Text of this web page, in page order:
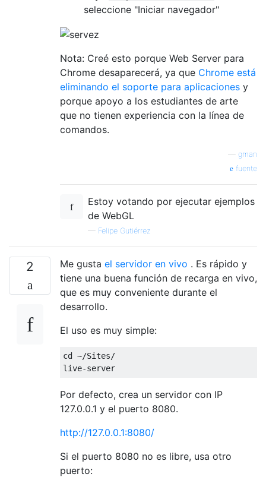
seleccione "Iniciar navegador"
Nota: Creé esto porque Web Server para
Chrome desaparecerá, ya que Chrome está
eliminando el soporte para aplicaciones y
porque apoyo a los estudiantes de arte
que no tienen experiencia con la línea de
comandos.
gman
fuente
Estoy votando por ejecutar ejemplos
de WebGL
— Felipe Gutiérrez
2 Me gusta el servidor en vivo . Es rápido y
tiene una buena función de recarga en vivo,
que es muy conveniente durante el
desarrollo.
El uso es muy simple:
cd ~/Sites/
Por defecto, crea un servidor con IP
127.0.0.1 y el puerto 8080.
http://127.0.0.1:8080/
Si el puerto 8080 no es libre, usa otro
puerto: